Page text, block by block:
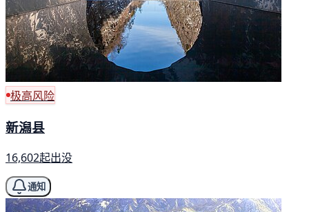
极高风险
新潟县
16,602起出没
通知